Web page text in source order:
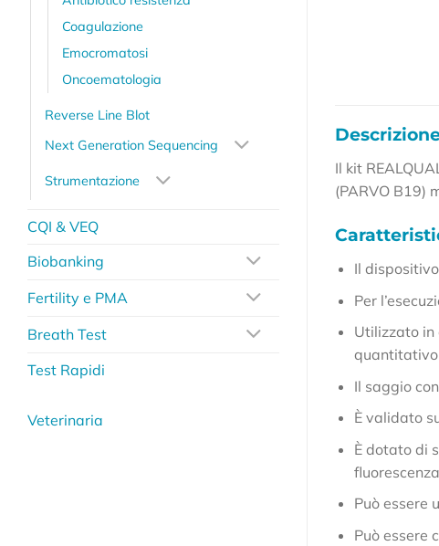
Coagulazione
Emocromatosi
Oncoematologia
Reverse Line Blot
Next Generation Sequencing
Strumentazione
CQI & VEQ
Biobanking
Fertility e PMA
Breath Test
Test Rapidi
Veterinaria
Il kit
(PARVO B19)
Il
Per
Utilizzato in
quantitativo
Il saggio
È validato
È dotato di
fluorescenza
Può essere
Può essere